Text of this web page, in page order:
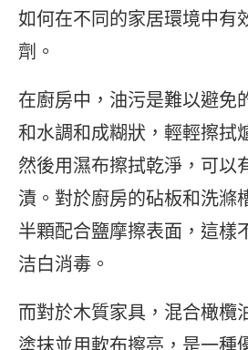
如何在不同的家居環境中有
劑。
在廚房中，油污是難以避免
和水調和成糊狀，輕輕擦拭
然後用濕布擦拭乾淨，可以
漬。對於廚房的砧板和洗滌
半顆配合鹽摩擦表面，這樣
洁白消毒。
而對於木質家具，混合橄欖